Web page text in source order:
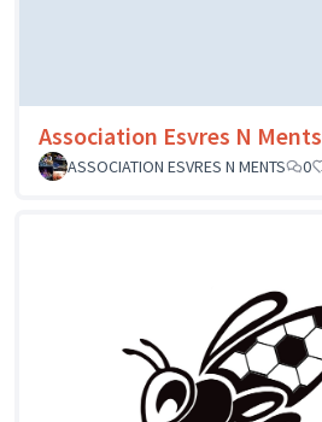
Association Esvres N Ments
ASSOCIATION ESVRES N MENTS
0